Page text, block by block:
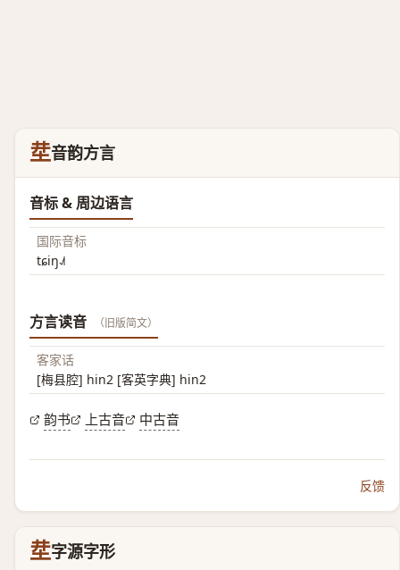
坓音韵方言
音标 & 周边语言
国际音标
tɕiŋ˨˩˦
方言读音 （旧版简文）
客家话
[梅县腔] hin2 [客英字典] hin2
韵书 上古音 中古音
反馈
坓字源字形